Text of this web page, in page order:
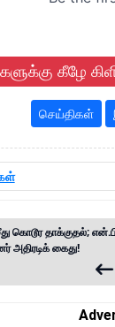
கீழே
செய்திகள்
கொடூர தாக்குதல்;
அதிரடிக் கைது!